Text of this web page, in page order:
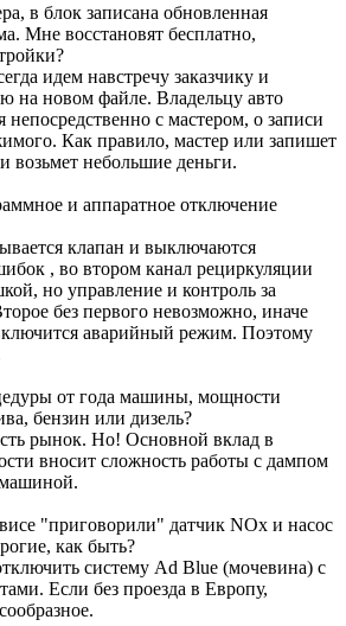
в блок записана обновленная
Мне восстановят бесплатно,
идем навстречу заказчику и
на новом файле. Владельцу авто
непосредственно с мастером, о записи
Как правило, мастер или запишет
возьмет небольшие деньги.
и аппаратное отключение
клапан и выключаются
, во втором канал рециркуляции
но управление и контроль за
без первого невозможно, иначе
аварийный режим. Поэтому
от года машины, мощности
бензин или дизель?
рынок. Но! Основной вклад в
вносит сложность работы с дампом
"приговорили" датчик NOx и насос
как быть?
систему Ad Blue (мочевина) с
Если без проезда в Европу,